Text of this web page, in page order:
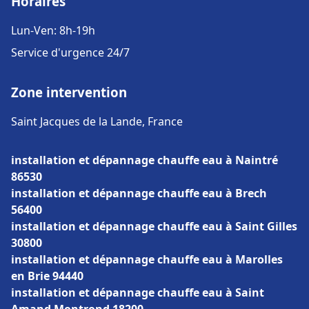
Lun-Ven: 8h-19h
Service d'urgence 24/7
Zone intervention
Saint Jacques de la Lande, France
installation et dépannage chauffe eau à Naintré
86530
installation et dépannage chauffe eau à Brech
56400
installation et dépannage chauffe eau à Saint Gilles
30800
installation et dépannage chauffe eau à Marolles
en Brie 94440
installation et dépannage chauffe eau à Saint